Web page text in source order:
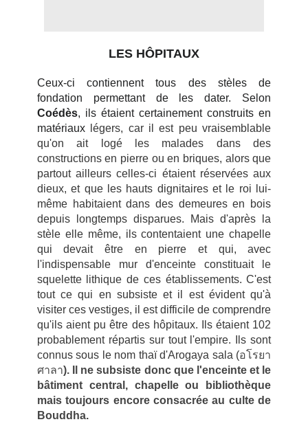
LES HÔPITAUX
Ceux-ci contiennent tous des stèles de
fondation permettant de les dater. Selon
Coédès, ils étaient certainement construits en
matériaux
légers, car il est peu vraisemblable
qu'on ait logé les malades dans des
constructions en pierre ou en briques, alors que
partout ailleurs celles-ci étaient réservées aux
dieux, et que les hauts dignitaires et le roi lui-
même habitaient dans des demeures en bois
depuis longtemps disparues. Mais d'après la
stèle elle même, ils contentaient une chapelle
qui devait être en pierre et qui, avec
l'indispensable mur d'enceinte constituait le
squelette lithique de ces établissements. C'est
tout ce qui en subsiste et il est évident qu'à
visiter ces vestiges, il est difficile de comprendre
qu'ils aient pu être des hôpitaux. Ils étaient 102
probablement répartis sur tout l'empire. Ils sont
connus sous le nom thaï d'Arogaya sala (อโรยา
ศาลา). Il ne subsiste donc que l'enceinte et le
bâtiment central, chapelle ou bibliothèque
mais toujours encore consacrée au culte de
Bouddha.